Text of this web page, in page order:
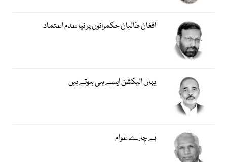
افغان طالبان حکمرانوں پر نیا عدم اعتماد
یہاں الیکشن ایسے ہی ہوتے ہیں
بے چارے عوام